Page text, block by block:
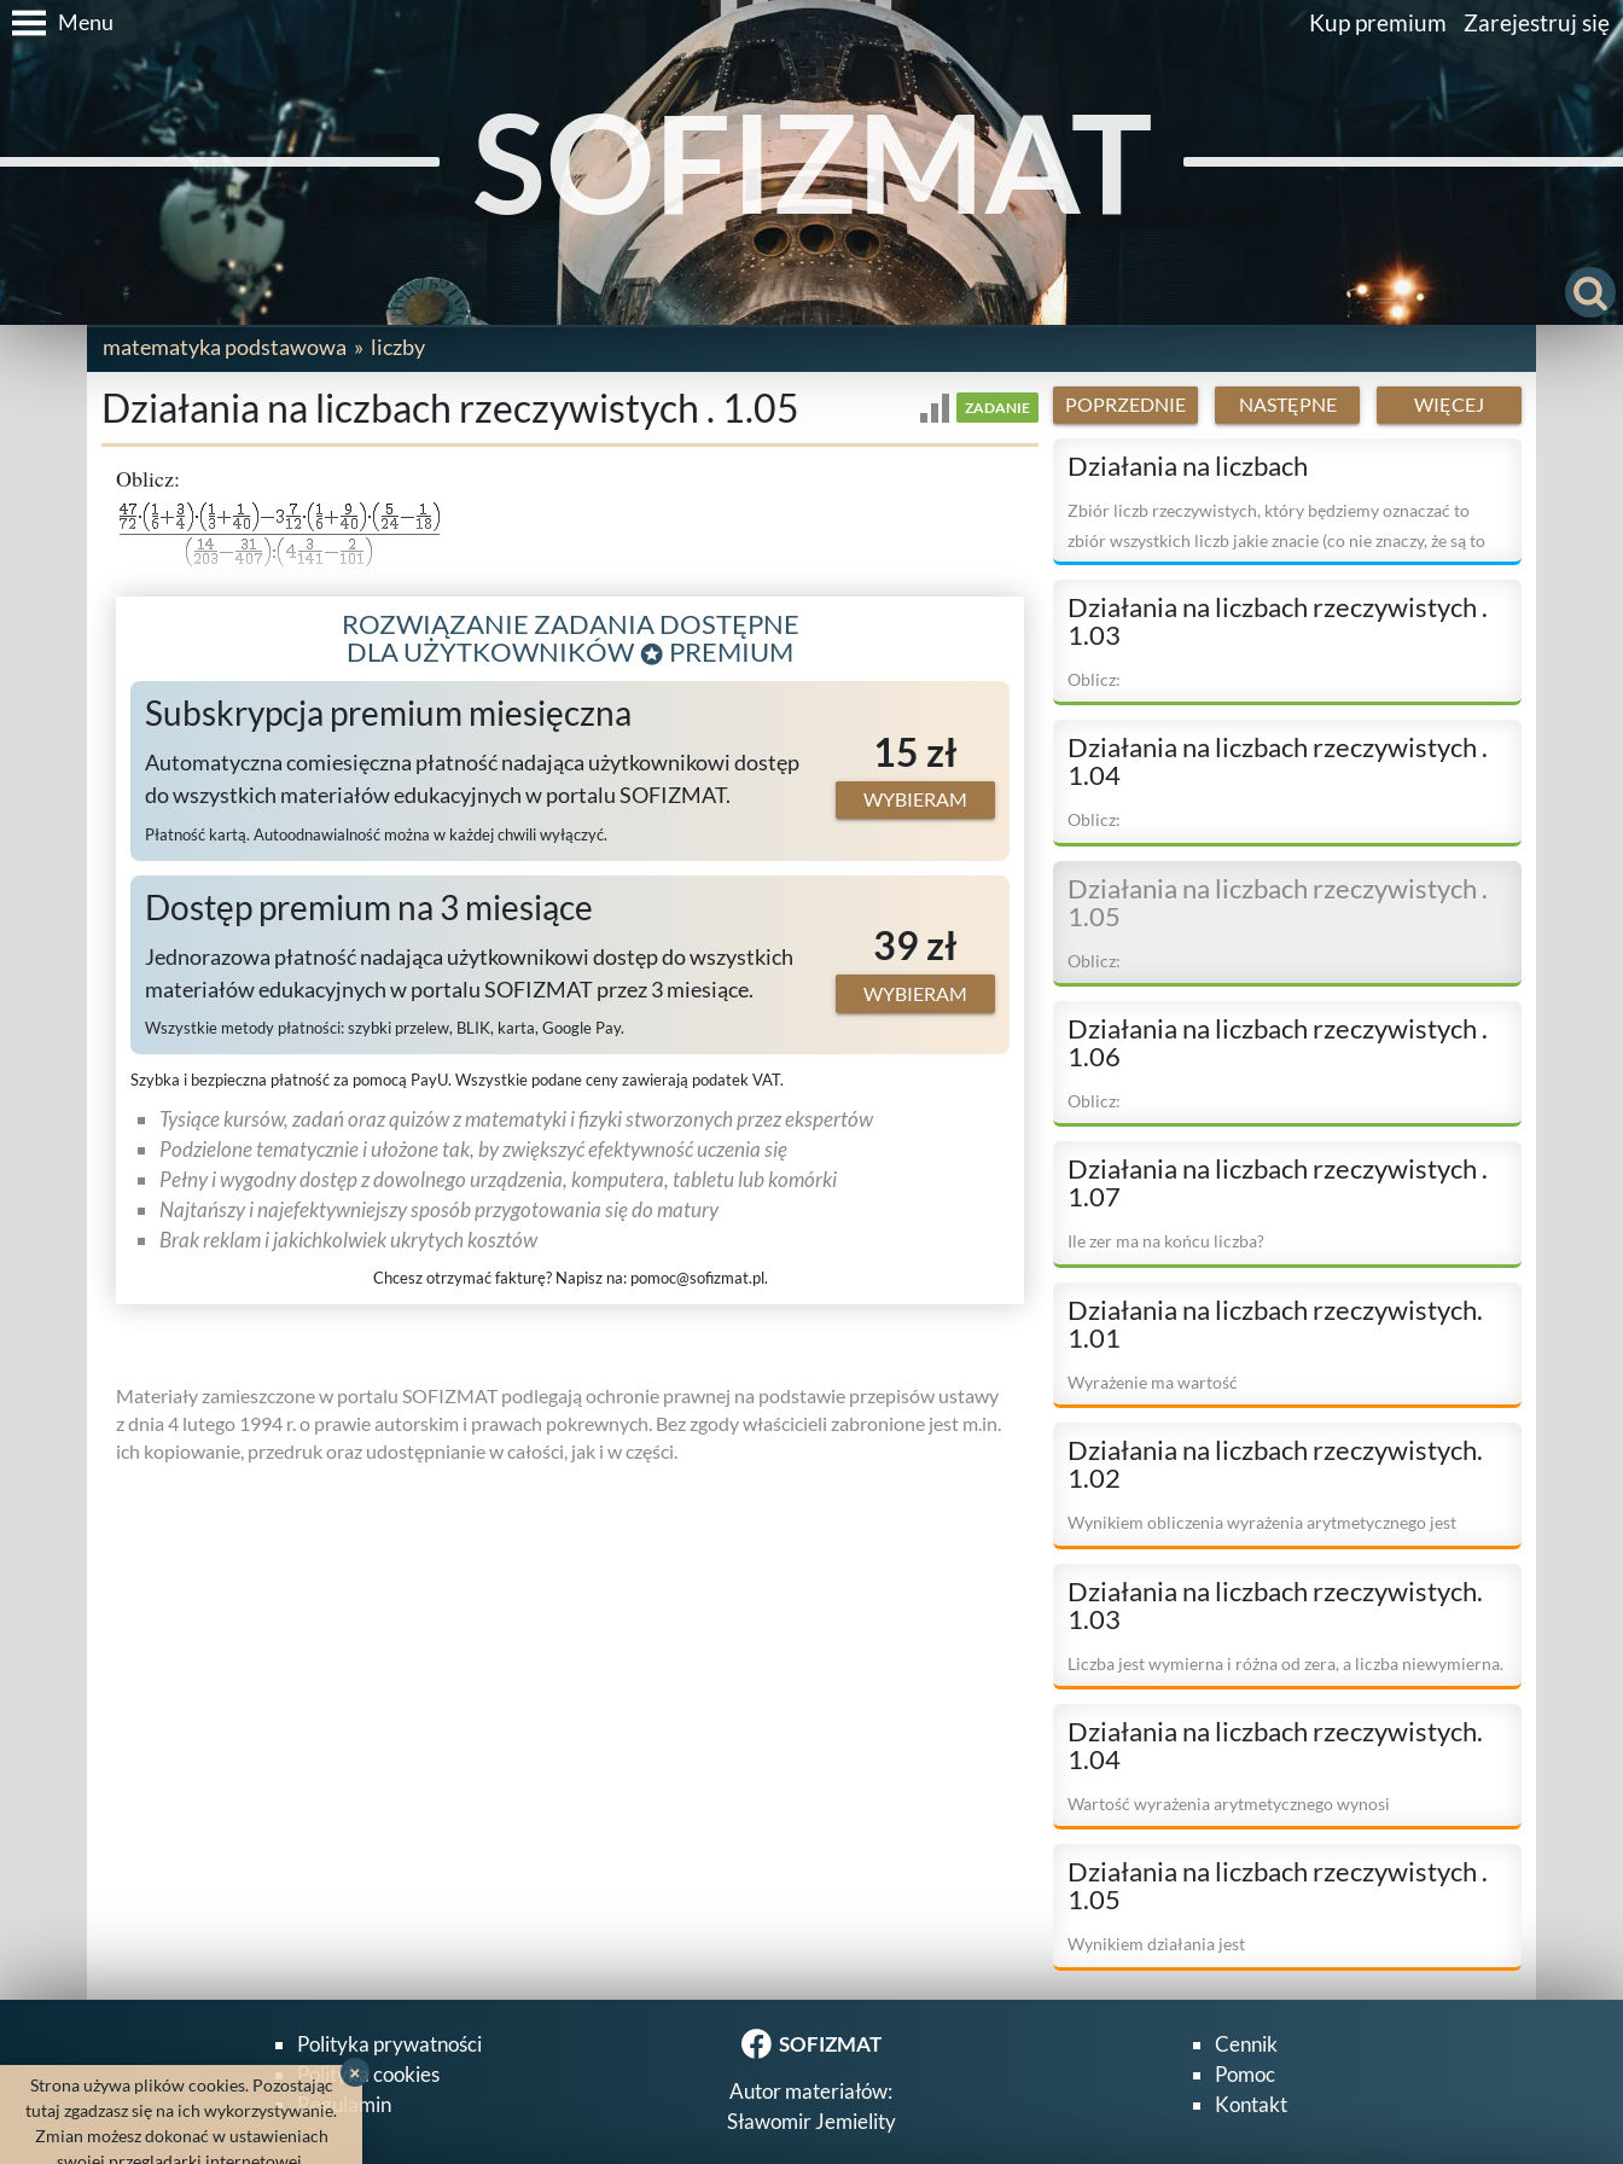
Menu Kup premium Zarejestruj się
SOFIZMAT
matematyka podstawowa liczby
Działania na liczbach rzeczywistych . 1.05 ZADANIE
Oblicz:
ROZWIĄZANIE ZADANIA DOSTĘPNE
DLA UŻYTKOWNIKÓW
PREMIUM
Subskrypcja premium miesięczna
Automatyczna comiesięczna płatność nadająca użytkownikowi dostęp
do wszystkich materiałów edukacyjnych w portalu SOFIZMAT.
Płatność kartą. Autoodnawialność można w każdej chwili wyłączyć.
15 zł
WYBIERAM
Dostęp premium na 3 miesiące
Jednorazowa płatność nadająca użytkownikowi dostęp do wszystkich
materiałów edukacyjnych w portalu SOFIZMAT przez 3 miesiące.
Wszystkie metody płatności:szybki przelew, BLIK, karta, Google Pay.
39 zł
WYBIERAM
Szybka i bezpieczna płatność za pomocą PayU. Wszystkie podane ceny zawierają podatek VAT.
Tysiące kursów, zadań oraz quizów z matematyki i fizyki stworzonych przez ekspertów
Podzielone tematycznie i ułożone tak, by zwiększyć efektywność uczenia się
Pełny i wygodny dostęp z dowolnego urządzenia, komputera, tabletu lub komórki
Najtańszy i najefektywniejszy sposób przygotowania się do matury
Brak reklam i jakichkolwiek ukrytych kosztów
Chcesz otrzymać fakturę? Napisz na: pomoc@sofizmat.pl.
Materiały zamieszczone w portalu SOFIZMAT podlegają ochronie prawnej na podstawie przepisów ustawy
z dnia 4 lutego 1994 r. o prawie autorskim i prawach pokrewnych. Bez zgody właścicieli zabronione jest m.in.
ich kopiowanie, przedruk oraz udostępnianie w całości, jak i w części.
POPRZEDNIE NASTĘPNE WIĘCEJ
Działania na liczbach
Zbiór liczb rzeczywistych, który będziemy oznaczać to
zbiór wszystkich liczb jakie znacie (co nie znaczy, że są to
Działania na liczbach rzeczywistych .
1.03
Oblicz:
Działania na liczbach rzeczywistych .
1.04
Oblicz:
Działania na liczbach rzeczywistych .
1.05
Oblicz:
Działania na liczbach rzeczywistych .
1.06
Oblicz:
Działania na liczbach rzeczywistych .
1.07
Ile zer ma na końcu liczba?
Działania na liczbach rzeczywistych.
1.01
Wyrażenie ma wartość
Działania na liczbach rzeczywistych.
1.02
Wynikiem obliczenia wyrażenia arytmetycznego jest
Działania na liczbach rzeczywistych.
1.03
Liczba jest wymierna i różna od zera, a liczba niewymierna.
Liczbą wymierną może być:
Działania na liczbach rzeczywistych.
1.04
Wartość wyrażenia arytmetycznego wynosi
Działania na liczbach rzeczywistych .
1.05
Wynikiem działania jest
Polityka prywatności
Polityka cookies
Regulamin
Cennik
Pomoc
Kontakt
SOFIZMAT
Autor materiałów:
Sławomir Jemielity
Strona używa plików cookies. Pozostając
tutaj zgadzasz się na ich wykorzystywanie.
Zmian możesz dokonać w ustawieniach
×